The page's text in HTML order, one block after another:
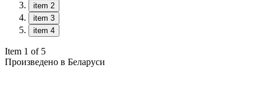
item 2
item 3
item 4
Item 1 of 5
Произведено в Беларуси